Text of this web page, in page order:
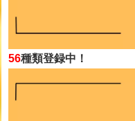
56種類登録中！